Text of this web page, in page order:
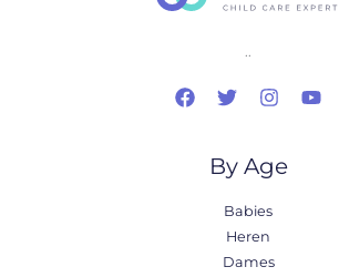
..
By Age
Babies
Heren
Dames